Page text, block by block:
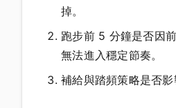
掉。
跑步前 5 分鐘是否因
無法進入穩定節奏。
補給與踏頻策略是否影